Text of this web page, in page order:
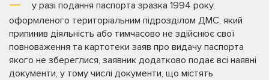
у разі подання паспорта зразка 1994 року,
оформленого територіальним підрозділом ДМС, який
припинив діяльність або тимчасово не здійснює свої
повноваження та картотеки заяв про видачу паспорта
якого не збереглися, заявник додатково подає всі наявні
документи, у тому числі документи, що містять